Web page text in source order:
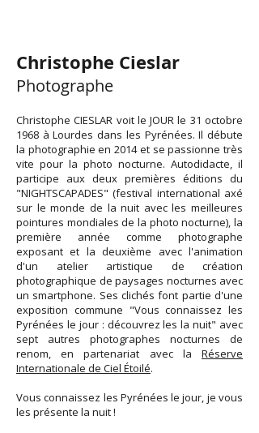
Christophe Cieslar
Photographe
Christophe CIESLAR voit le JOUR le 31 octobre
1968 à Lourdes dans les Pyrénées. Il débute
la photographie en 2014 et se passionne très
vite pour la photo nocturne. Autodidacte, il
participe aux deux premières éditions du
"NIGHTSCAPADES" (festival international axé
sur le monde de la nuit avec les meilleures
pointures mondiales de la photo nocturne), la
première année comme photographe
exposant et la deuxième avec l'animation
d'un atelier artistique de création
photographique de paysages nocturnes avec
un smartphone. Ses clichés font partie d'une
exposition commune "Vous connaissez les
Pyrénées le jour : découvrez les la nuit" avec
sept autres photographes nocturnes de
renom, en partenariat avec la Réserve
Internationale de Ciel Étoilé.
Vous connaissez les Pyrénées le jour, je vous
les présente la nuit !